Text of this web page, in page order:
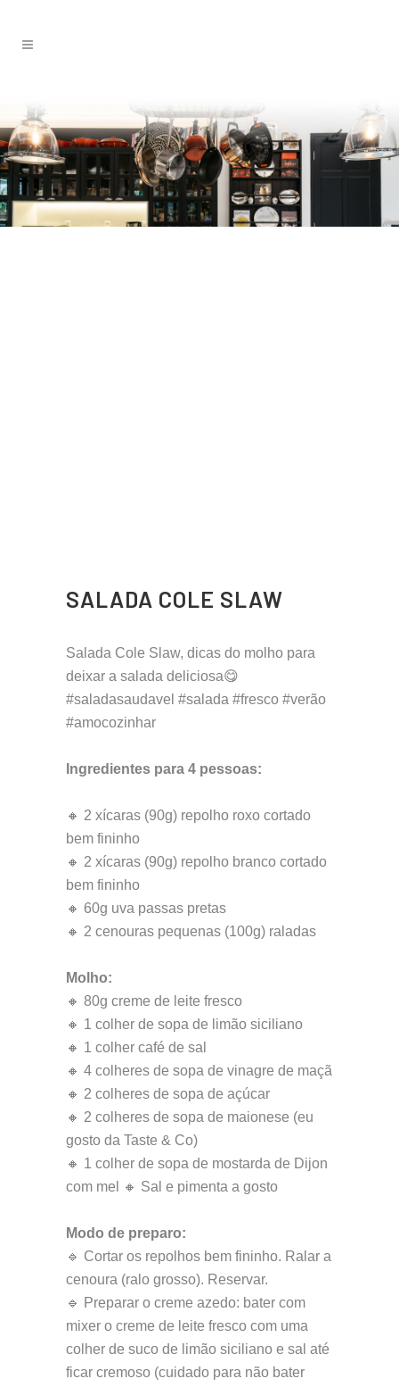
SALADA COLE SLAW
Salada Cole Slaw, dicas do molho para
deixar a salada deliciosa😋
#saladasaudavel #salada #fresco #verão
#amocozinhar
Ingredientes para 4 pessoas:
🔸 2 xícaras (90g) repolho roxo cortado
bem fininho
🔸 2 xícaras (90g) repolho branco cortado
bem fininho
🔸 60g uva passas pretas
🔸 2 cenouras pequenas (100g) raladas
Molho:
🔸 80g creme de leite fresco
🔸 1 colher de sopa de limão siciliano
🔸 1 colher café de sal
🔸 4 colheres de sopa de vinagre de maçã
🔸 2 colheres de sopa de açúcar
🔸 2 colheres de sopa de maionese (eu
gosto da Taste & Co)
🔸 1 colher de sopa de mostarda de Dijon
com mel 🔸 Sal e pimenta a gosto
Modo de preparo:
🔹 Cortar os repolhos bem fininho. Ralar a
cenoura (ralo grosso). Reservar.
🔹 Preparar o creme azedo: bater com
mixer o creme de leite fresco com uma
colher de suco de limão siciliano e sal até
ficar cremoso (cuidado para não bater